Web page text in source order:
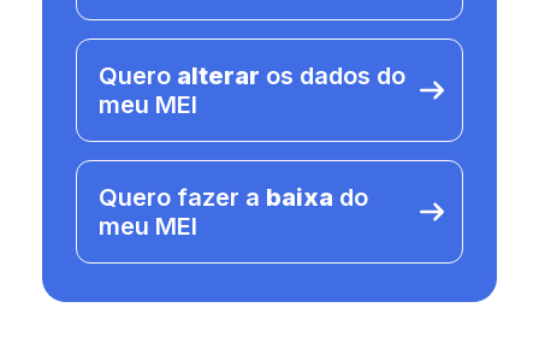
Quero alterar os dados do
meu MEI
Quero fazer a baixa do
meu MEI